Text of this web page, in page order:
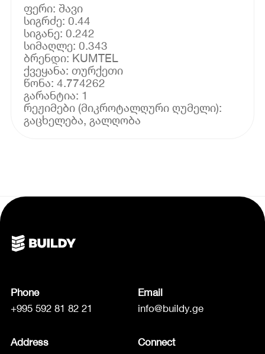
ფერი: შავი
სიგრძე: 0.44
სიგანე: 0.242
სიმაღლე: 0.343
ბრენდი: KUMTEL
ქვეყანა: თურქეთი
წონა: 4.774262
გარანტია: 1
რეჟიმები (მიკროტალღური ღუმელი):
Phone
+995 592 81 82 21
Email
info@buildy.ge
Address
Connect